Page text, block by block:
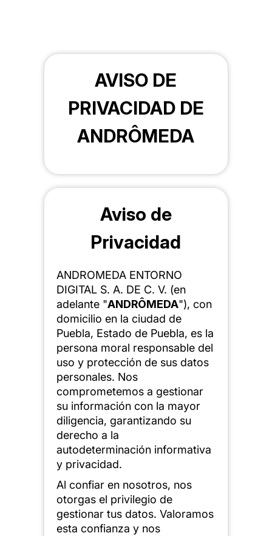
AVISO DE
PRIVACIDAD DE
ANDRÔMEDA
Aviso de
Privacidad
ANDROMEDA ENTORNO
DIGITAL S. A. DE C. V. (en
adelante "ANDRÔMEDA"), con
domicilio en la ciudad de
Puebla, Estado de Puebla, es la
persona moral responsable del
uso y protección de sus datos
personales. Nos
comprometemos a gestionar
su información con la mayor
diligencia, garantizando su
derecho a la
autodeterminación informativa
y privacidad.
Al confiar en nosotros, nos
otorgas el privilegio de
gestionar tus datos. Valoramos
esta confianza y nos